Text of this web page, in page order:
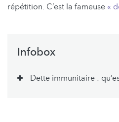
répétition. C’est la fameuse «
Infobox
Dette immunitaire :